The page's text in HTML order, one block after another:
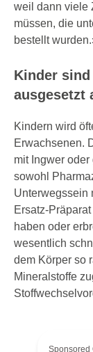
weil dann viele
müssen, die
bestellt
Kinder
ausgesetzt
Kindern wird
Erwachsenen.
mit Ingwer
sowohl
Unterwegssein
Ersatz-
haben oder
wesentlich
dem Körper so
Mineralstoffe
Sponsored